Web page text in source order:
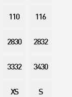
110 116
2830 2832
3332 3430
XS S